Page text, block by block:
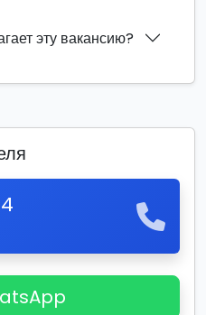
эту вакансию?